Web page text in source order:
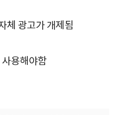
체 광고가 개제됨
용해야함